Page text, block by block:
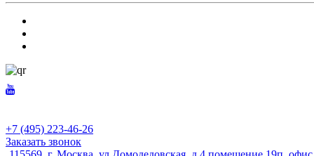
+7 (495) 223-46-26
Заказать звонок